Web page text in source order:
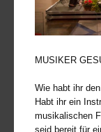
MUSIKER
Wie habt ihr
Habt ihr ein
musikalischen
seid bereit für